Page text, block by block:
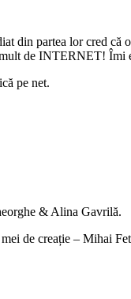
din partea lor cred că
mult de INTERNET!
pe net.
& Alina Gavrilă.
de creație – Mihai